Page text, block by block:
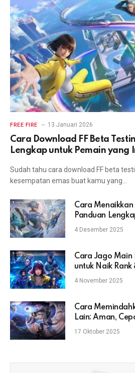
FREE FIRE 13 Januari 2026
Cara Download FF Beta
Lengkap untuk Pemain yang
Sudah tahu cara download FF beta
kesempatan emas buat kamu yang…
Cara Menaikkan
Panduan
Mobile Legends
4 Desember 2025
Cara Jago Main
untuk Naik Rank
4 November 2025
Cara
Lain: Aman,
17 Oktober 2025